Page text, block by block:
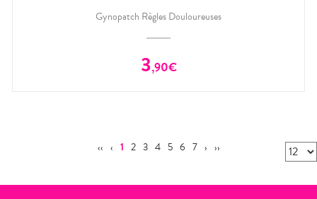
Gynopatch Règles Douloureuses
3,90€
‹‹ ‹ 1 2 3 4 5 6 7 › ››